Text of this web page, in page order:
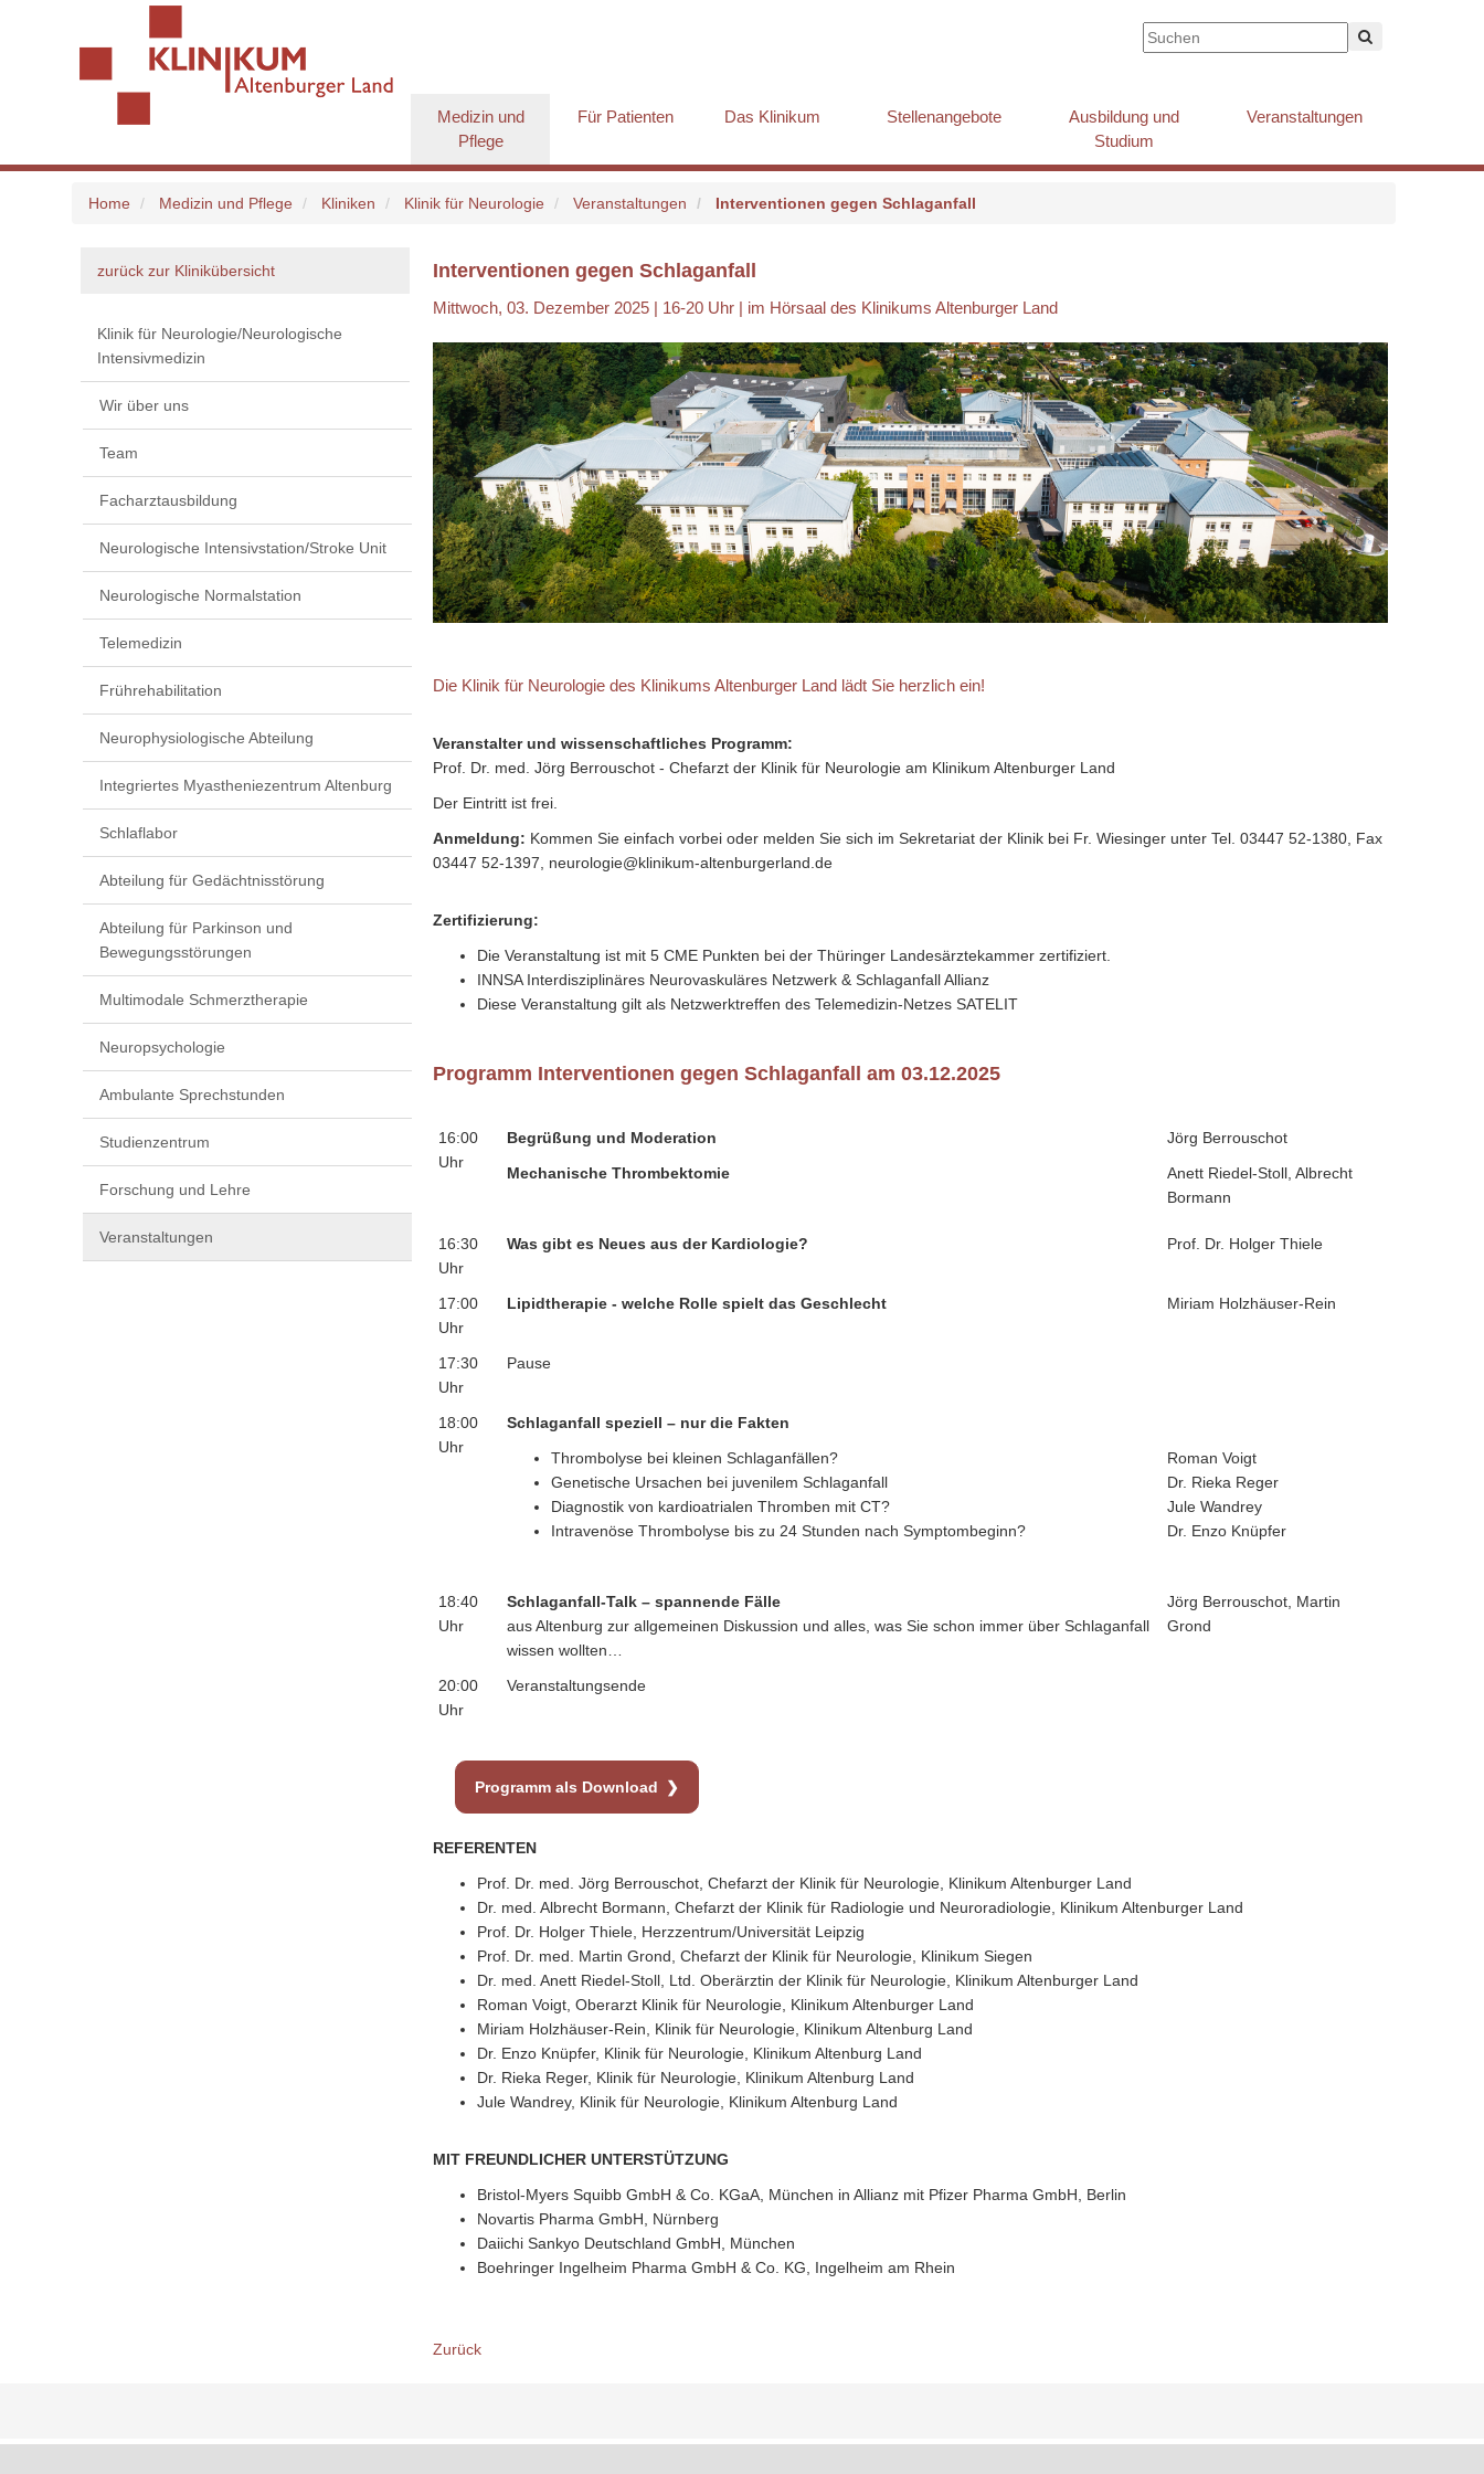
Medizin und
Pflege
Für Patienten Das Klinikum Stellenangebote
Ausbildung und
Studium
Veranstaltungen
Home Medizin und Pflege Kliniken Klinik für Neurologie Veranstaltungen Interventionen gegen Schlaganfall
zurück zur Klinikübersicht
Klinik für Neurologie/Neurologische
Intensivmedizin
Wir über uns
Team
Facharztausbildung
Neurologische Intensivstation/Stroke Unit
Neurologische Normalstation
Telemedizin
Frührehabilitation
Neurophysiologische Abteilung
Integriertes Myastheniezentrum Altenburg
Schlaflabor
Abteilung für Gedächtnisstörung
Abteilung für Parkinson und
Bewegungsstörungen
Multimodale Schmerztherapie
Neuropsychologie
Ambulante Sprechstunden
Studienzentrum
Forschung und Lehre
Veranstaltungen
Interventionen gegen Schlaganfall
Mittwoch, 03. Dezember 2025 | 16-20 Uhr | im Hörsaal des Klinikums Altenburger Land
Die Klinik für Neurologie des Klinikums Altenburger Land lädt Sie herzlich ein!
Veranstalter und wissenschaftliches Programm:
Prof. Dr. med. Jörg Berrouschot - Chefarzt der Klinik für Neurologie am Klinikum Altenburger Land
Der Eintritt ist frei.
Anmeldung: Kommen Sie einfach vorbei oder melden Sie sich im Sekretariat der Klinik bei Fr. Wiesinger unter Tel. 03447 52-1380, Fax
03447 52-1397, neurologie@klinikum-altenburgerland.de
Zertifizierung:
Die Veranstaltung ist mit 5 CME Punkten bei der Thüringer Landesärztekammer zertifiziert.
INNSA Interdisziplinäres Neurovaskuläres Netzwerk & Schlaganfall Allianz
Diese Veranstaltung gilt als Netzwerktreffen des Telemedizin-Netzes SATELIT
Programm Interventionen gegen Schlaganfall am 03.12.2025
16:00
Uhr
Begrüßung und Moderation
Mechanische Thrombektomie
Jörg Berrouschot
Anett Riedel-Stoll, Albrecht
Bormann
16:30
Uhr
Was gibt es Neues aus der Kardiologie? Prof. Dr. Holger Thiele
17:00
Uhr
Lipidtherapie - welche Rolle spielt das Geschlecht Miriam Holzhäuser-Rein
17:30
Uhr
Pause
18:00
Uhr
Schlaganfall speziell – nur die Fakten
Thrombolyse bei kleinen Schlaganfällen?
Genetische Ursachen bei juvenilem Schlaganfall
Diagnostik von kardioatrialen Thromben mit CT?
Intravenöse Thrombolyse bis zu 24 Stunden nach Symptombeginn?
Roman Voigt
Dr. Rieka Reger
Jule Wandrey
Dr. Enzo Knüpfer
18:40
Uhr
Schlaganfall-Talk – spannende Fälle
aus Altenburg zur allgemeinen Diskussion und alles, was Sie schon immer über Schlaganfall
wissen wollten…
Jörg Berrouschot, Martin
Grond
20:00
Uhr
Veranstaltungsende
Programm als Download
REFERENTEN
Prof. Dr. med. Jörg Berrouschot, Chefarzt der Klinik für Neurologie, Klinikum Altenburger Land
Dr. med. Albrecht Bormann, Chefarzt der Klinik für Radiologie und Neuroradiologie, Klinikum Altenburger Land
Prof. Dr. Holger Thiele, Herzzentrum/Universität Leipzig
Prof. Dr. med. Martin Grond, Chefarzt der Klinik für Neurologie, Klinikum Siegen
Dr. med. Anett Riedel-Stoll, Ltd. Oberärztin der Klinik für Neurologie, Klinikum Altenburger Land
Roman Voigt, Oberarzt Klinik für Neurologie, Klinikum Altenburger Land
Miriam Holzhäuser-Rein, Klinik für Neurologie, Klinikum Altenburg Land
Dr. Enzo Knüpfer, Klinik für Neurologie, Klinikum Altenburg Land
Dr. Rieka Reger, Klinik für Neurologie, Klinikum Altenburg Land
Jule Wandrey, Klinik für Neurologie, Klinikum Altenburg Land
MIT FREUNDLICHER UNTERSTÜTZUNG
Bristol-Myers Squibb GmbH & Co. KGaA, München in Allianz mit Pfizer Pharma GmbH, Berlin
Novartis Pharma GmbH, Nürnberg
Daiichi Sankyo Deutschland GmbH, München
Boehringer Ingelheim Pharma GmbH & Co. KG, Ingelheim am Rhein
Zurück